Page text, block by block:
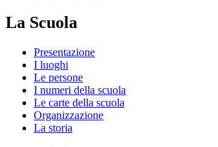
La Scuola
Presentazione
I luoghi
Le persone
I numeri della scuola
Le carte della scuola
Organizzazione
La storia